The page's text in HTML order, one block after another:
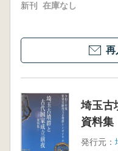
新刊 在庫なし
再
埼玉古
資料集
発行元：